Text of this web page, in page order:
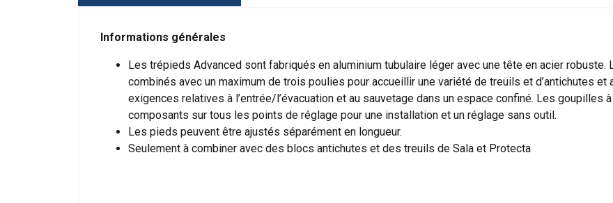
Informations générales
Les trépieds Advanced sont fabriqués en aluminium tubulaire léger avec une tête en acier
combinés avec un maximum de trois poulies pour accueillir une variété de treuils et d’antichutes
exigences relatives à l’entrée/l’évacuation et au sauvetage dans un espace confiné. Les goupilles
composants sur tous les points de réglage pour une installation et un réglage sans outil.
Les pieds peuvent être ajustés séparément en longueur.
Seulement à combiner avec des blocs antichutes et des treuils de Sala et Protecta
Ce site Web utilise des cookies